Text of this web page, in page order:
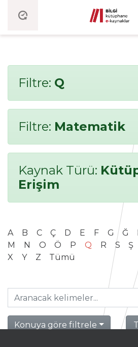
Filtre: Q
Filtre: Matematik
Kaynak Türü:
Erişim
A B C Ç D E F G Ğ
M
N O Ö P Q R S Ş
X
Y Z Tümü
Konuya göre filtrele